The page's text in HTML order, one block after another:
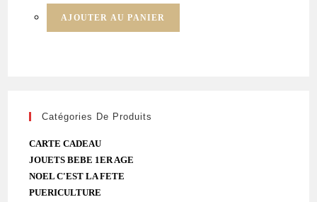
AJOUTER AU PANIER
Catégories De Produits
CARTE CADEAU
JOUETS BEBE 1ER AGE
NOEL C'EST LA FETE
PUERICULTURE